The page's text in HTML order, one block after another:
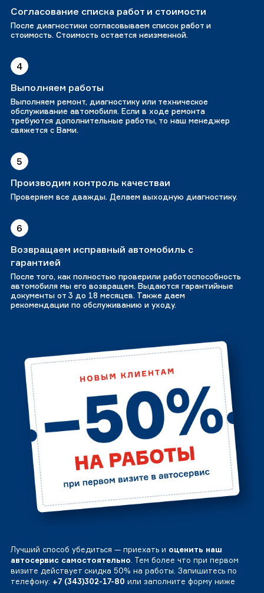
Согласование списка работ и стоимости
После диагностики согласовываем список работ и
стоимость. Стоимость остается неизменной.
4
Выполняем работы
Выполняем ремонт, диагностику или техническое
обслуживание автомобиля. Если в ходе ремонта
требуются дополнительные работы, то наш менеджер
свяжется с Вами.
5
Производим контроль качестваи
Проверяем все дважды. Делаем выходную диагностику.
6
Возвращаем исправный автомобиль с
гарантией
После того, как полностью проверили работоспособность
автомобиля мы его возвращем. Выдаются гарантийные
документы от 3 до 18 месяцев. Также даем
рекомендации по обслуживанию и уходу.
Лучший способ убедиться — приехать и оценить наш
автосервис самостоятельно. Тем более что при первом
визите действует скидка 50% на работы. Запишитесь по
телефону: +7 (343)302-17-80 или заполните форму ниже